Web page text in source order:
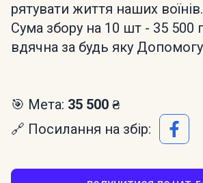
рятувати життя наших воїнів.
Сума збору на 10 шт - 35 500
вдячна за будь яку
🎯 Мета: 35 500 ₴
🔗 Посилання на збір: